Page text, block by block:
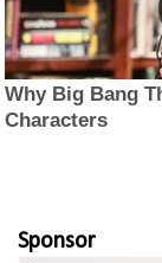
Sponsor